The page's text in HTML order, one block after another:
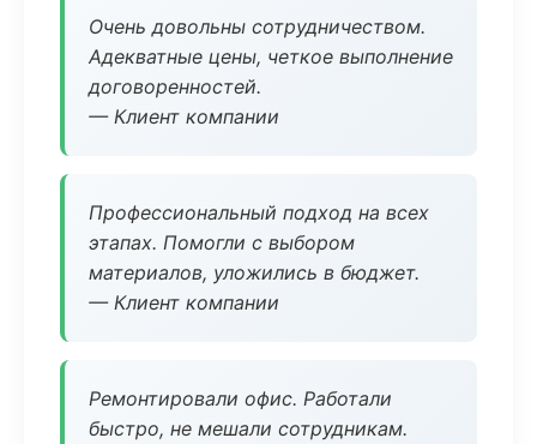
Очень довольны сотрудничеством.
Адекватные цены, четкое выполнение
договоренностей.
— Клиент компании
Профессиональный подход на всех
этапах. Помогли с выбором
материалов, уложились в бюджет.
— Клиент компании
Ремонтировали офис. Работали
быстро, не мешали сотрудникам.